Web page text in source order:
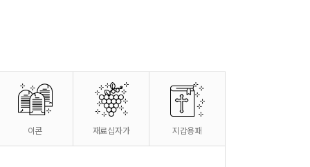
이콘 재료십자가 지갑용패